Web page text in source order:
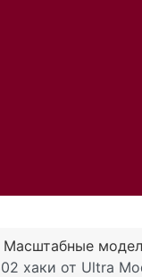
Масштабные
хаки от Ultra